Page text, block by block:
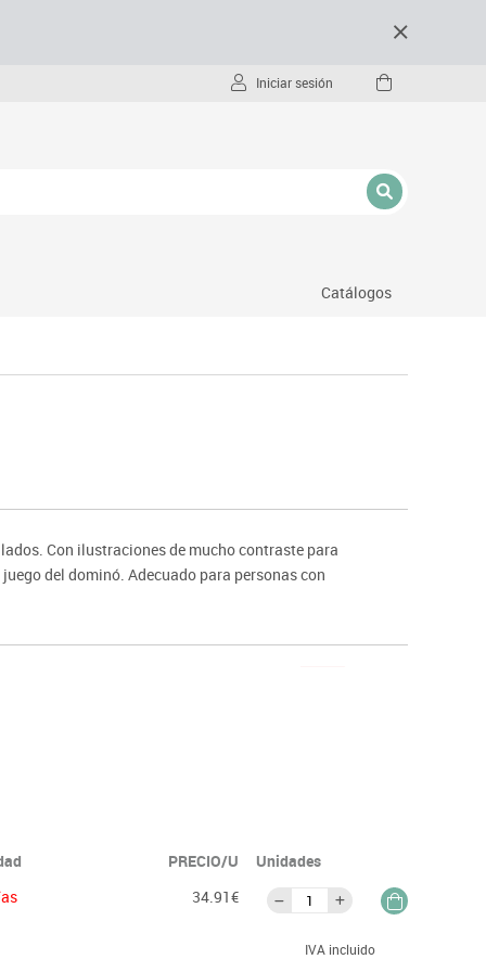
Iniciar sesión
Catálogos
Con ilustraciones de mucho contraste para
del dominó. Adecuado para personas con
PRECIO/U
Unidades
34.91€
IVA incluido